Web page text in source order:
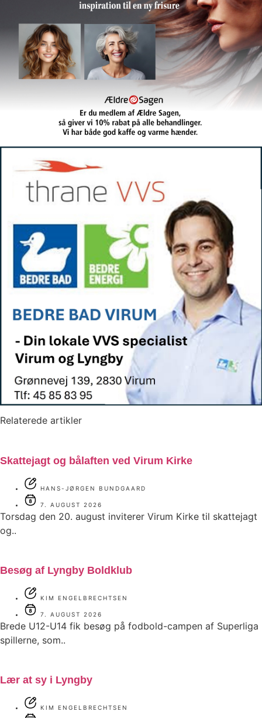
Relaterede artikler
Skattejagt og bålaften ved Virum Kirke
HANS-JØRGEN BUNDGAARD
7. AUGUST 2026
Torsdag den 20. august inviterer Virum Kirke til skattejagt
og..
Besøg af Lyngby Boldklub
KIM ENGELBRECHTSEN
7. AUGUST 2026
Brede U12-U14 fik besøg på fodbold-campen af Superliga
spillerne, som..
Lær at sy i Lyngby
KIM ENGELBRECHTSEN